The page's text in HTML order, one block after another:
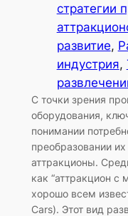
стратегии
развитие,
индустрия,
С точки зрения
оборудования,
понимании
преобразовании
аттракционы.
как “аттракцион с
хорошо всем
Cars). Этот вид